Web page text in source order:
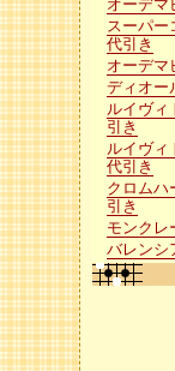
オーデマ
スーパー
代引き
オーデマ
ディオー
ルイヴィ
引き
ルイヴィ
代引き
クロムハ
引き
モンクレ
バレンシ